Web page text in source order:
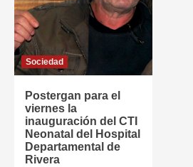
Sociedad
Postergan para el
viernes la
inauguración del CTI
Neonatal del Hospital
Departamental de
Rivera